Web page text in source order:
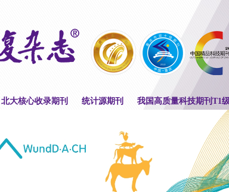
北大核心收录期刊 统计源期刊 我国高质量科技期刊T1